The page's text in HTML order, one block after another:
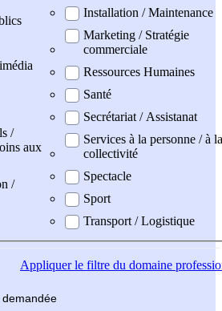
/
aux
/
Installation / Maintenance
Marketing / Stratégie
commerciale
Ressources Humaines
Santé
Secrétariat / Assistanat
Services à la personne / à la
collectivité
Spectacle
Sport
Transport / Logistique
Appliquerle filtre du domaine
demandée